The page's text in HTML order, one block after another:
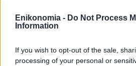
Enikonomia - Do Not Process
Information
If you wish to opt-out of the sale,
processing of your personal or